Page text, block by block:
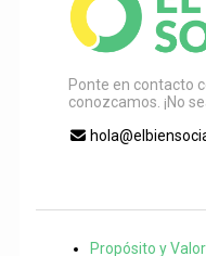
Ponte en contacto
conozcamos. ¡No
Propósito y